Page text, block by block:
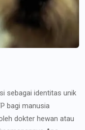
sebagai identitas unik
bagi manusia
dokter hewan atau